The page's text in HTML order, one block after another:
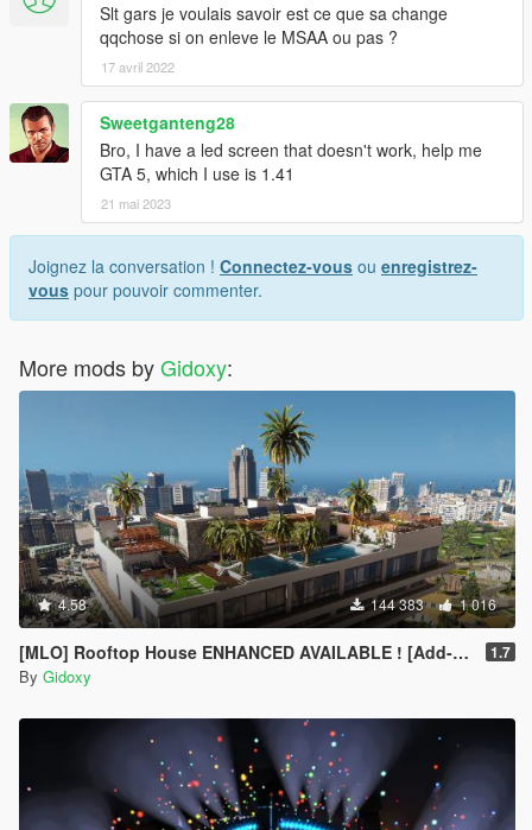
Slt gars je voulais savoir est ce que sa change
qqchose si on enleve le MSAA ou pas ?
17 avril 2022
Sweetganteng28
Bro, I have a led screen that doesn't work, help me
GTA 5, which I use is 1.41
21 mai 2023
Joignez la conversation ! Connectez-vous ou enregistrez-
vous pour pouvoir commenter.
More mods byGidoxy:
4.58 144 383 1 016
[MLO] Rooftop House ENHANCED AVAILABLE ! [Add-On SP / FIVEM] 1.7
By Gidoxy